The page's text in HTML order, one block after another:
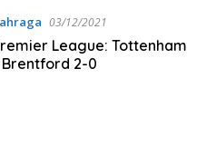
03/12/2021
League: Tottenham
Brentford 2-0